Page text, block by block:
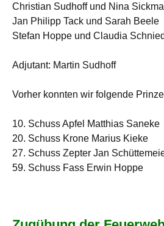
Christian Sudhoff und Nina
Jan Philipp Tack und Sarah Beele
Stefan Hoppe und Claudia
Adjutant: Martin Sudhoff
Vorher konnten wir folgende
10. Schuss Apfel Matthias Saneke
20. Schuss Krone Marius Kieke
27. Schuss Zepter Jan
59. Schuss Fass Erwin Hoppe